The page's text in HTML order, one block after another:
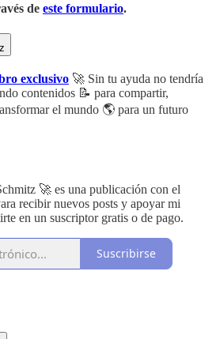
de este formulario.
exclusivo 🚀 Sin tu ayuda no tendría
contenidos 📝 para compartir,
el mundo 🌎 para un futuro
🚀 es una publicación con el
recibir nuevos posts y apoyar mi
en un suscriptor gratis o de pago.
Suscribirse